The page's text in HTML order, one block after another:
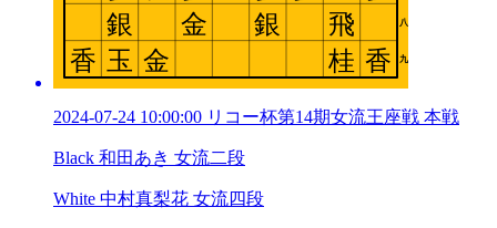
2024-07-24 10:00:00 リコー杯第14期女流王座戦 本戦
Black 和田あき 女流二段
White 中村真梨花 女流四段